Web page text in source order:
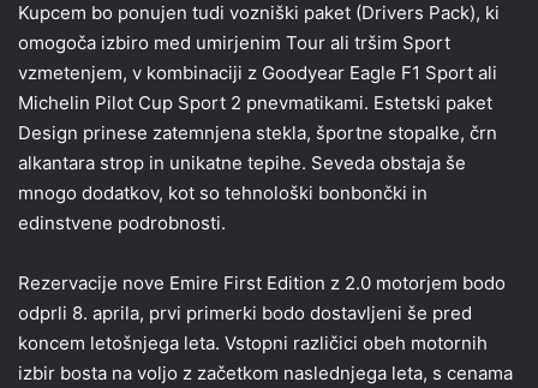
Kupcem bo ponujen tudi vozniški paket (Drivers Pack), ki
omogoča izbiro med umirjenim Tour ali tršim Sport
vzmetenjem, v kombinaciji z Goodyear Eagle F1 Sport ali
Michelin Pilot Cup Sport 2 pnevmatikami. Estetski paket
Design prinese zatemnjena stekla, športne stopalke, črn
alkantara strop in unikatne tepihe. Seveda obstaja še
mnogo dodatkov, kot so tehnološki bonbončki in
edinstvene podrobnosti.
Rezervacije nove Emire First Edition z 2.0 motorjem bodo
odprli 8. aprila, prvi primerki bodo dostavljeni še pred
koncem letošnjega leta. Vstopni različici obeh motornih
izbir bosta na voljo z začetkom naslednjega leta, s cenama